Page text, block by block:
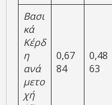
Βασι
κά
Κέρδ
η
ανά
μετο
χή
0,67
84
0,48
63